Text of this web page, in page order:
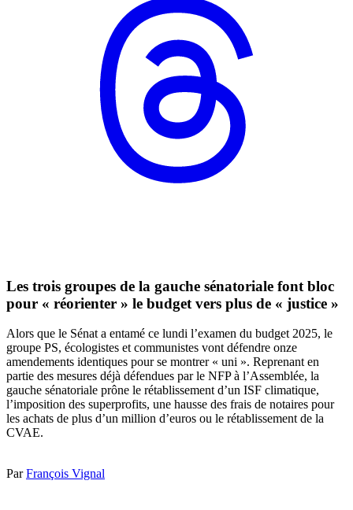
Les trois groupes de la gauche sénatoriale font bloc
pour « réorienter » le budget vers plus de « justice »
Alors que le Sénat a entamé ce lundi l’examen du budget 2025, le
groupe PS, écologistes et communistes vont défendre onze
amendements identiques pour se montrer « uni ». Reprenant en
partie des mesures déjà défendues par le NFP à l’Assemblée, la
gauche sénatoriale prône le rétablissement d’un ISF climatique,
l’imposition des superprofits, une hausse des frais de notaires pour
les achats de plus d’un million d’euros ou le rétablissement de la
CVAE.
ParFrançois Vignal